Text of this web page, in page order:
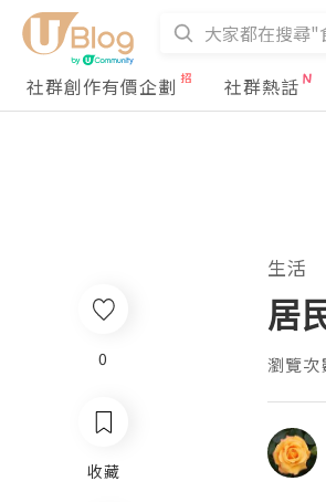
社群創作有價企劃
社群熱話
生活
居
瀏覽次
0
收藏